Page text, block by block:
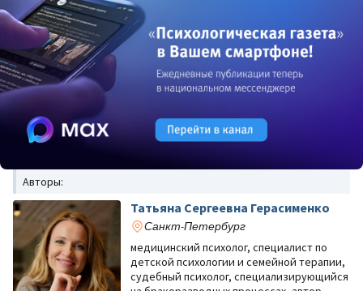
Авторы:
Татьяна Сергеевна Герасименко
Санкт-Петербург
медицинский психолог, специалист по
детской психологии и семейной терапии,
судебный психолог, специализирующийся